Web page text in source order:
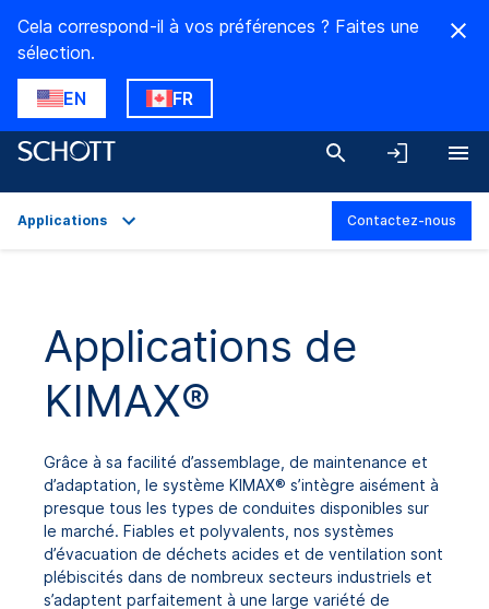
Cela correspond-il à vos préférences ? Faites une
sélection.
EN FR
Caractéristiques techniques
Téléchargements
Applications Contactez-nous
Applications de
KIMAX®
Grâce à sa facilité d’assemblage, de maintenance et
d’adaptation, le système KIMAX® s’intègre aisément à
presque tous les types de conduites disponibles sur
le marché. Fiables et polyvalents, nos systèmes
d’évacuation de déchets acides et de ventilation sont
plébiscités dans de nombreux secteurs industriels et
s’adaptent parfaitement à une large variété de